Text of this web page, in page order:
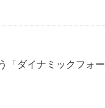
「ダイナミックフォー